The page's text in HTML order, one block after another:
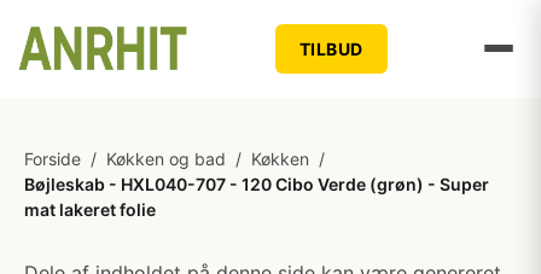
TILBUD
Forside / Køkken og bad / Køkken /
Bøjleskab - HXL040-707 - 120 Cibo Verde (grøn) - Super
mat lakeret folie